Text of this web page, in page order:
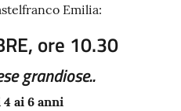
Emilia:
ore 10.30
grandiose..
4 ai 6 anni